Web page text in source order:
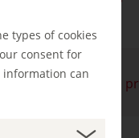
types of cookies
consent for
can
comme des